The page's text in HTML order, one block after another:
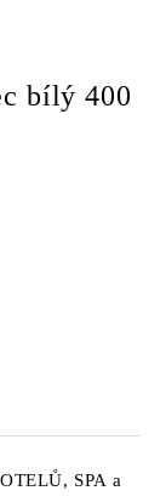
bílý 400
SPA a